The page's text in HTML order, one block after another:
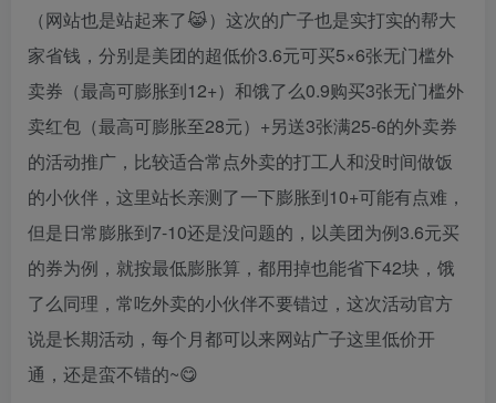
（网站也是站起来了😹）这次的广子也是实打实的帮大
家省钱，分别是美团的超低价3.6元可买5×6张无门槛外
卖券（最高可膨胀到12+）和饿了么0.9购买3张无门槛外
卖红包（最高可膨胀至28元）+另送3张满25-6的外卖券
的活动推广，比较适合常点外卖的打工人和没时间做饭
的小伙伴，这里站长亲测了一下膨胀到10+可能有点难，
但是日常膨胀到7-10还是没问题的，以美团为例3.6元买
的券为例，就按最低膨胀算，都用掉也能省下42块，饿
了么同理，常吃外卖的小伙伴不要错过，这次活动官方
说是长期活动，每个月都可以来网站广子这里低价开
通，还是蛮不错的~😋